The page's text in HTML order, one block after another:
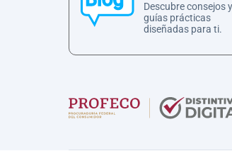
Descubre consejos y
guías prácticas
diseñadas para ti.